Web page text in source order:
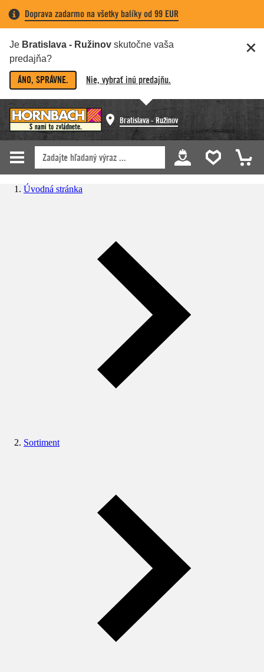
Doprava zadarmo na všetky balíky od 99 EUR
Je Bratislava - Ružinov skutočne vaša
predajňa?
ÁNO, SPRÁVNE. Nie, vybrať inú predajňu.
Bratislava - Ružinov
Úvodná stránka
Sortiment